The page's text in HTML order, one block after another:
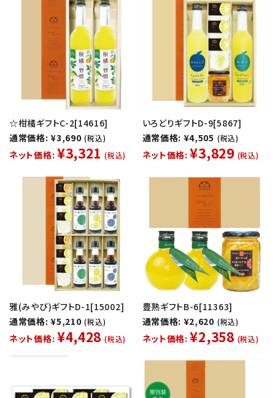
☆柑橘ギフトC-2[14616]
通常価格: ¥3,690 (税込)
ネット価格: ¥3,321 (税込)
いろどりギフトD-9[5867]
通常価格: ¥4,505 (税込)
ネット価格: ¥3,829 (税込)
雅(みやび)ギフトD-1[15002]
通常価格: ¥5,210 (税込)
ネット価格: ¥4,428 (税込)
豊熟ギフトB-6[11363]
通常価格: ¥2,620 (税込)
ネット価格: ¥2,358 (税込)